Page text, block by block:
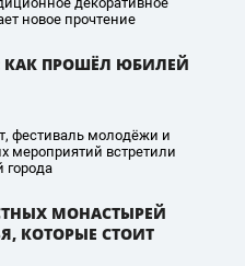
новое прочтение
КАК ПРОШЁЛ ЮБИЛЕЙ
фестиваль молодёжи и
мероприятий встретили
города
МОНАСТЫРЕЙ
КОТОРЫЕ СТОИТ